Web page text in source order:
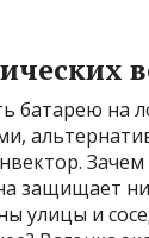
батарею на
защищает
улицы и